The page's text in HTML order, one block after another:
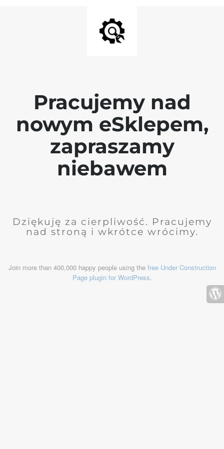
Pracujemy nad
nowym eSklepem,
zapraszamy
niebawem
Dziękuję za cierpliwość. Pracujemy
nad stroną i wkrótce wrócimy.
Join more than 400,000 happy people using the free Under Construction
Page plugin for WordPress.